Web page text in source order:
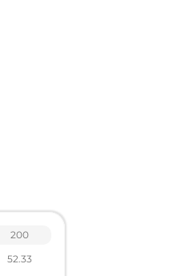
200
52.33